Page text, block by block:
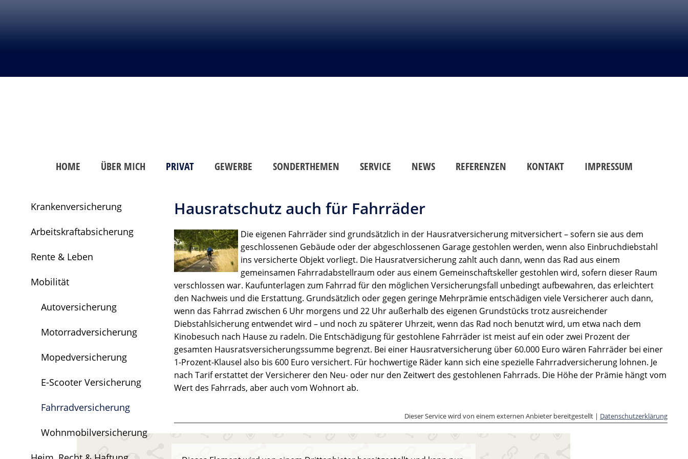
HOME ÜBER MICH PRIVAT
Krankenversicherung
Arbeitskraftabsicherung
Rente & Leben
Mobilität
Autoversicherung
Motorradversicherung
Mopedversicherung
E-Scooter Versicherung
Fahrradversicherung
Wohnmobilversicherung
GEWERBE SONDERTHEMEN SERVICE NEWS REFERENZEN KONTAKT IMPRESSUM
Hausratschutz auch für Fahrräder
Die eigenen Fahrräder sind grundsätzlich in der Hausratversicherung mitversichert – sofern sie aus dem
geschlossenen Gebäude oder der abgeschlossenen Garage gestohlen werden, wenn also Einbruchdiebstahl
ins versicherte Objekt vorliegt. Die Hausratversicherung zahlt auch dann, wenn das Rad aus einem
gemeinsamen Fahrradabstellraum oder aus einem Gemeinschaftskeller gestohlen wird, sofern dieser Raum
verschlossen war. Kaufunterlagen zum Fahrrad für den möglichen Versicherungsfall unbedingt aufbewahren, das erleichtert
den Nachweis und die Erstattung. Grundsätzlich oder gegen geringe Mehrprämie entschädigen viele Versicherer auch dann,
wenn das Fahrrad zwischen 6 Uhr morgens und 22 Uhr außerhalb des eigenen Grundstücks trotz ausreichender
Diebstahlsicherung entwendet wird – und noch zu späterer Uhrzeit, wenn das Rad noch benutzt wird, um etwa nach dem
Kinobesuch nach Hause zu radeln. Die Entschädigung für gestohlene Fahrräder ist meist auf ein oder zwei Prozent der
gesamten Hausratsversicherungssumme begrenzt. Bei einer Hausratversicherung über 60.000 Euro wären Fahrräder bei einer
1-Prozent-Klausel also bis 600 Euro versichert. Für hochwertige Räder kann sich eine spezielle Fahrradversicherung lohnen. Je
nach Tarif erstattet der Versicherer den Neu- oder nur den Zeitwert des gestohlenen Fahrrads. Die Höhe der Prämie hängt vom
Wert des Fahrrads, aber auch vom Wohnort ab.
Dieser Service wird von einem externen Anbieter bereitgestellt | Datenschutzerklärung